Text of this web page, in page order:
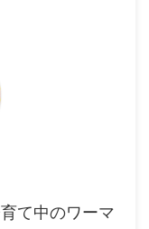
て中のワーマ